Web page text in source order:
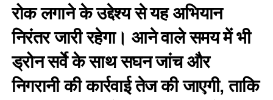
रोक लगाने के उद्देश्य से यह अभियान
निरंतर जारी रहेगा। आने वाले समय में भी
ड्रोन सर्वे के साथ सघन जांच और
निगरानी की कार्रवाई तेज की जाएगी, ताकि